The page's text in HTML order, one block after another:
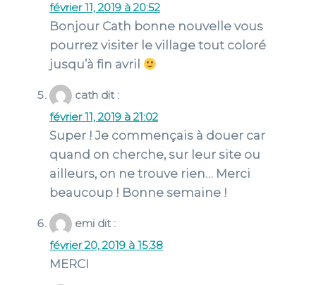
février 11, 2019 à 20:52
Bonjour Cath bonne nouvelle vous
pourrez visiter le village tout coloré
jusqu’à fin avril
cath dit :
février 11, 2019 à 21:02
Super ! Je commençais à douer car
quand on cherche, sur leur site ou
ailleurs, on ne trouve rien… Merci
beaucoup ! Bonne semaine !
emi dit :
février 20, 2019 à 15:38
MERCI